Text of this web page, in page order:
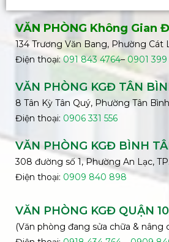
VĂN PHÒNG Không Gian
134 Trương Văn Bang, Phường Cát
Điện thoại:091 843 4764– 0901
VĂN PHÒNG KGĐ TÂN
8 Tân Kỳ Tân Quý, Phường Tân
Điện thoại: 0906 331 556
VĂN PHÒNG KGĐ BÌNH
308 đường số 1, Phường An Lạc,
Điện thoại: 0909 840 898
VĂN PHÒNG KGĐ QUẬN 10
(Văn phòng đang sửa chữa & nâng